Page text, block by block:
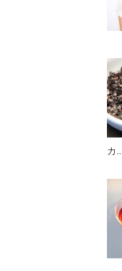
カ